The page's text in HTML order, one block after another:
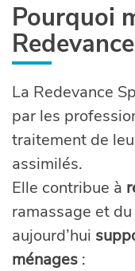
Pourquoi
La Redevance
par les
traitement de
assimilés.
Elle contribue à
ramassage et
aujourd’hui
ménages :